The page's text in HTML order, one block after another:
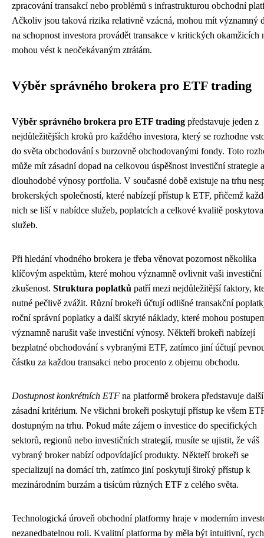
zpracování transakcí nebo problémů s infrastrukturou obchodní
Ačkoliv jsou taková rizika relativně vzácná, mohou mít významný
na schopnost investora provádět transakce v kritických okamžicích
mohou vést k neočekávaným ztrátám.
Výběr správného brokera pro ETF trading
Výběr správného brokera pro ETF trading představuje jeden z
nejdůležitějších kroků pro každého investora, který se rozhodne
do světa obchodování s burzovně obchodovanými fondy. Toto
může mít zásadní dopad na celkovou úspěšnost investiční strategie a
dlouhodobé výnosy portfolia. V současné době existuje na trhu
brokerských společností, které nabízejí přístup k ETF, přičemž
nich se liší v nabídce služeb, poplatcích a celkové kvalitě
služeb.
Při hledání vhodného brokera je třeba věnovat pozornost několika
klíčovým aspektům, které mohou významně ovlivnit vaši investiční
zkušenost. Struktura poplatků patří mezi nejdůležitější faktory,
nutné pečlivě zvážit. Různí brokeři účtují odlišné transakční
roční správní poplatky a další skryté náklady, které mohou
významně narušit vaše investiční výnosy. Někteří brokeři nabízejí
bezplatné obchodování s vybranými ETF, zatímco jiní účtují
částku za každou transakci nebo procento z objemu obchodu.
Dostupnost konkrétních ETF na platformě brokera představuje další
zásadní kritérium. Ne všichni brokeři poskytují přístup ke všem
dostupným na trhu. Pokud máte zájem o investice do specifických
sektorů, regionů nebo investičních strategií, musíte se ujistit, že váš
vybraný broker nabízí odpovídající produkty. Někteří brokeři se
specializují na domácí trh, zatímco jiní poskytují široký přístup k
mezinárodním burzám a tisícům různých ETF z celého světa.
Technologická úroveň obchodní platformy hraje v moderním
nezanedbatelnou roli. Kvalitní platforma by měla být intuitivní,